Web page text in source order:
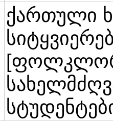
ქართული